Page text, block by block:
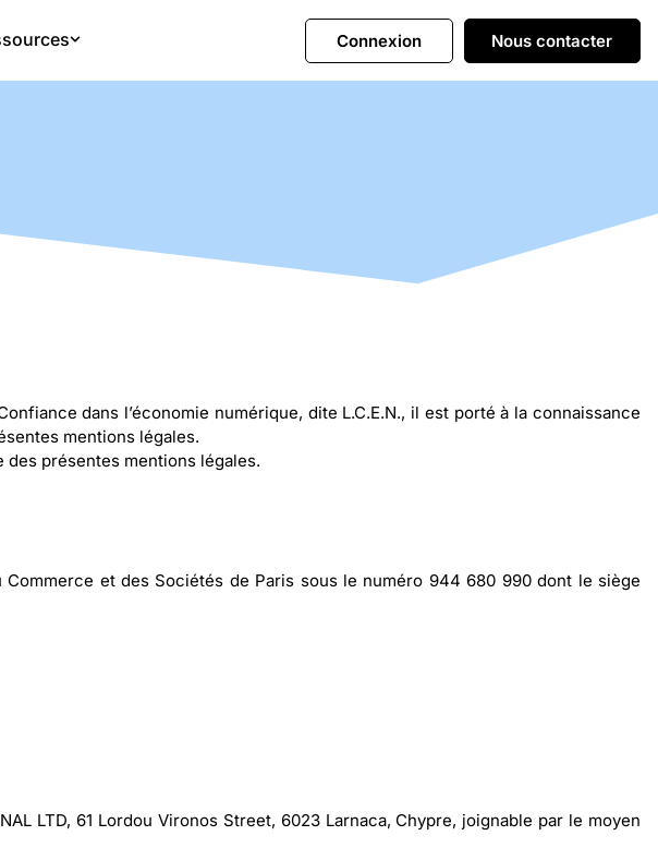
Connexion Nous contacter
dans l’économie numérique, dite L.C.E.N., il est porté à la connaissance
mentions légales.
des présentes mentions légales.
et des Sociétés de Paris sous le numéro 944 680 990 dont le siège
LTD, 61 Lordou Vironos Street, 6023 Larnaca, Chypre, joignable par le moyen